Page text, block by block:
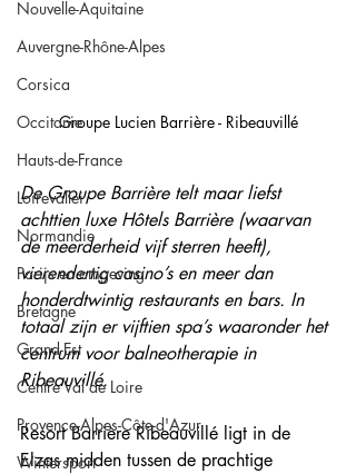
Nouvelle-Aquitaine
Auvergne-Rhône-Alpes
Corsica
Occitanie
Hauts-de-France
Loirevallei
Normandie
Parijs en omgeving
Bretagne
Grand-Est
Centre Val de Loire
Provence-Alpes-Côte-d'Azur
Wintersport
Groupe Lucien Barrière - Ribeauvillé
De Groupe Barrière telt maar liefst
achttien luxe Hôtels Barrière (waarvan
de meerderheid vijf sterren heeft),
vierendertig casino’s en meer dan
honderdtwintig restaurants en bars. In
totaal zijn er vijftien spa’s waaronder het
centrum voor balneotherapie in
Ribeauvillé.
Resort Barrière Ribeauvillé ligt in de
Elzas midden tussen de prachtige